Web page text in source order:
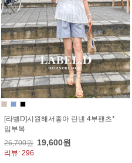
[라벨D]시원해서좋아 린넨 4부팬츠*
임부복
26,700원 19,600원
리뷰: 296